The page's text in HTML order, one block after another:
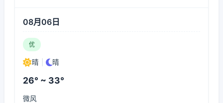
08月06日
优
晴 晴
26° ~ 33°
微风